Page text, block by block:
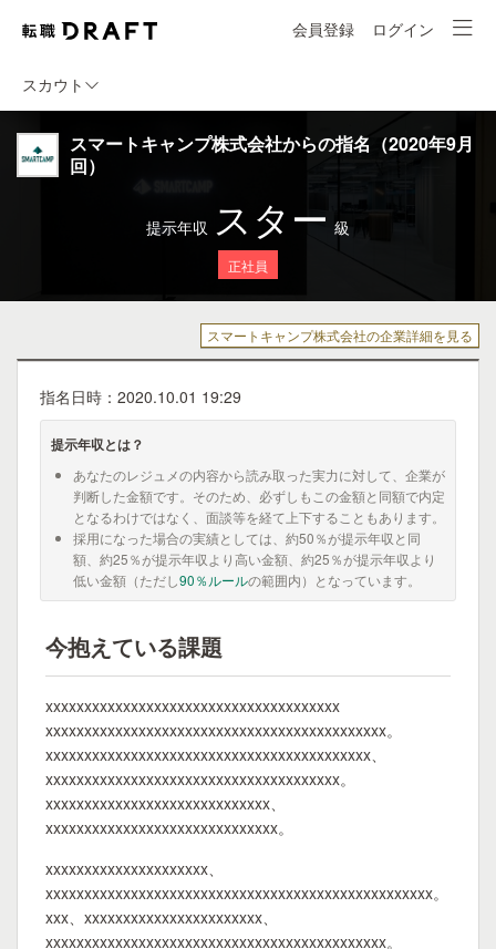
会員登録 ログイン
スカウト
スマートキャンプ株式会社からの指名（2020年9月
回）
提示年収 スター 級
正社員
スマートキャンプ株式会社の企業詳細を見る
指名日時：2020.10.01 19:29
提示年収とは？
あなたのレジュメの内容から読み取った実力に対して、企業が
判断した金額です。そのため、必ずしもこの金額と同額で内定
となるわけではなく、面談等を経て上下することもあります。
採用になった場合の実績としては、約50％が提示年収と同
額、約25％が提示年収より高い金額、約25％が提示年収より
低い金額（ただし90％ルールの範囲内）となっています。
今抱えている課題
xxxxxxxxxxxxxxxxxxxxxxxxxxxxxxxxxxxxxx
xxxxxxxxxxxxxxxxxxxxxxxxxxxxxxxxxxxxxxxxxxxx。
xxxxxxxxxxxxxxxxxxxxxxxxxxxxxxxxxxxxxxxxxx、
xxxxxxxxxxxxxxxxxxxxxxxxxxxxxxxxxxxxxx。
xxxxxxxxxxxxxxxxxxxxxxxxxxxxx、
xxxxxxxxxxxxxxxxxxxxxxxxxxxxxx。
xxxxxxxxxxxxxxxxxxxxx、
xxxxxxxxxxxxxxxxxxxxxxxxxxxxxxxxxxxxxxxxxxxxxxxxxx。
xxx、xxxxxxxxxxxxxxxxxxxxxxx、
xxxxxxxxxxxxxxxxxxxxxxxxxxxxxxxxxxxxxxxxxxxx。